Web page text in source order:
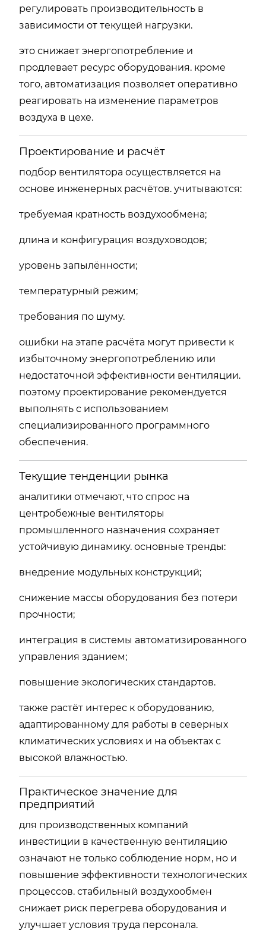
регулировать производительность в
зависимости от текущей нагрузки.
это снижает энергопотребление и
продлевает ресурс оборудования. кроме
того, автоматизация позволяет оперативно
реагировать на изменение параметров
воздуха в цехе.
Проектирование и расчёт
подбор вентилятора осуществляется на
основе инженерных расчётов. учитываются:
требуемая кратность воздухообмена;
длина и конфигурация воздуховодов;
уровень запылённости;
температурный режим;
требования по шуму.
ошибки на этапе расчёта могут привести к
избыточному энергопотреблению или
недостаточной эффективности вентиляции.
поэтому проектирование рекомендуется
выполнять с использованием
специализированного программного
обеспечения.
Текущие тенденции рынка
аналитики отмечают, что спрос на
центробежные вентиляторы
промышленного назначения сохраняет
устойчивую динамику. основные тренды:
внедрение модульных конструкций;
снижение массы оборудования без потери
прочности;
интеграция в системы автоматизированного
управления зданием;
повышение экологических стандартов.
также растёт интерес к оборудованию,
адаптированному для работы в северных
климатических условиях и на объектах с
высокой влажностью.
Практическое значение для
предприятий
для производственных компаний
инвестиции в качественную вентиляцию
означают не только соблюдение норм, но и
повышение эффективности технологических
процессов. стабильный воздухообмен
снижает риск перегрева оборудования и
улучшает условия труда персонала.